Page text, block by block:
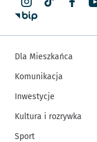
Dla Mieszkańca
Komunikacja
Inwestycje
Kultura i rozrywka
Sport